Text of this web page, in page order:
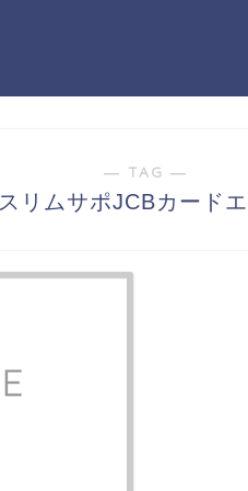
― TAG ―
スリムサポJCBカード